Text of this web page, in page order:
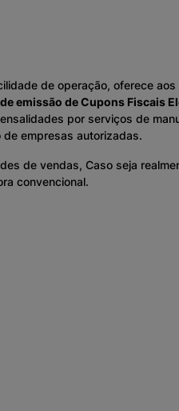
de operação, oferece
emissão de Cupons Fiscais
por serviços de
empresas autorizadas.
de vendas, Caso seja
convencional.